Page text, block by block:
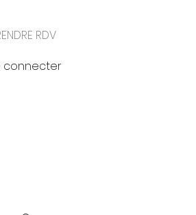
RDV
connecter